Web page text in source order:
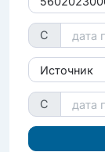
С
Источник
С